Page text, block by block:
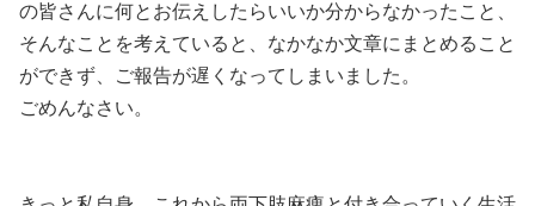
の皆さんに何とお伝えしたらいいか分からなかったこと、
そんなことを考えていると、なかなか文章にまとめること
ができず、ご報告が遅くなってしまいました。
ごめんなさい。